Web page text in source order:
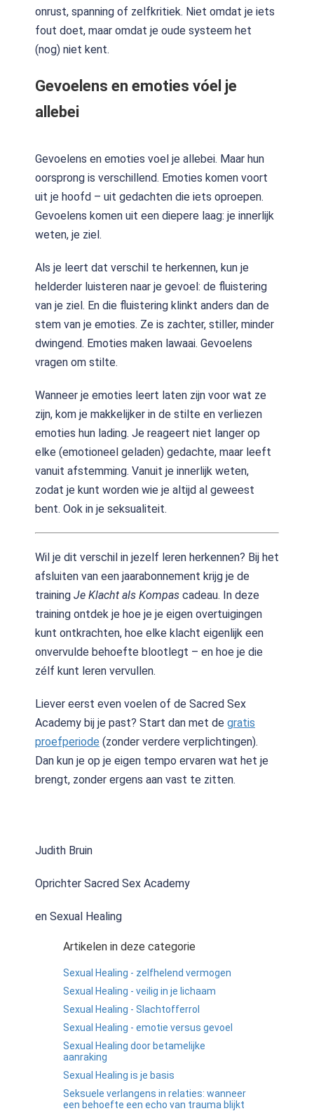
onrust, spanning of zelfkritiek. Niet omdat je iets
fout doet, maar omdat je oude systeem het
(nog) niet kent.
Gevoelens en emoties vóel je
allebei
Gevoelens en emoties voel je allebei. Maar hun
oorsprong is verschillend. Emoties komen voort
uit je hoofd – uit gedachten die iets oproepen.
Gevoelens komen uit een diepere laag: je innerlijk
weten, je ziel.
Als je leert dat verschil te herkennen, kun je
helderder luisteren naar je gevoel: de fluistering
van je ziel. En die fluistering klinkt anders dan de
stem van je emoties. Ze is zachter, stiller, minder
dwingend. Emoties maken lawaai. Gevoelens
vragen om stilte.
Wanneer je emoties leert laten zijn voor wat ze
zijn, kom je makkelijker in de stilte en verliezen
emoties hun lading. Je reageert niet langer op
elke (emotioneel geladen) gedachte, maar leeft
vanuit afstemming. Vanuit je innerlijk weten,
zodat je kunt worden wie je altijd al geweest
bent. Ook in je seksualiteit.
Wil je dit verschil in jezelf leren herkennen? Bij het
afsluiten van een jaarabonnement krijg je de
training Je Klacht als Kompas cadeau. In deze
training ontdek je hoe je je eigen overtuigingen
kunt ontkrachten, hoe elke klacht eigenlijk een
onvervulde behoefte blootlegt – en hoe je die
zélf kunt leren vervullen.
Liever eerst even voelen of de Sacred Sex
Academy bij je past? Start dan met de gratis
proefperiode (zonder verdere verplichtingen).
Dan kun je op je eigen tempo ervaren wat het je
brengt, zonder ergens aan vast te zitten.
Judith Bruin
Oprichter Sacred Sex Academy
en Sexual Healing
Artikelen in deze categorie
Sexual Healing - zelfhelend vermogen
Sexual Healing - veilig in je lichaam
Sexual Healing - Slachtofferrol
Sexual Healing - emotie versus gevoel
Sexual Healing door betamelijke
aanraking
Sexual Healing is je basis
Seksuele verlangens in relaties: wanneer
een behoefte een echo van trauma blijkt